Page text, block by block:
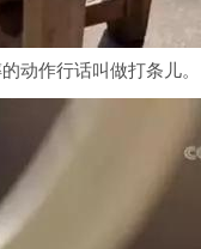
动作行话叫做打条儿。